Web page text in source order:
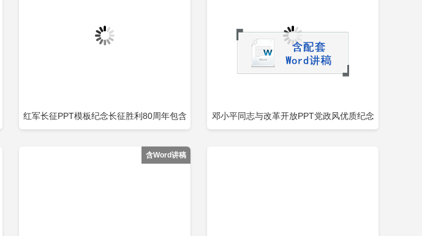
红军长征PPT模板纪念长征胜利80周年包含 邓小平同志与改革开放PPT党政风优质纪念
添加收藏 立即下载
含Word讲稿
添加收藏 立即下载